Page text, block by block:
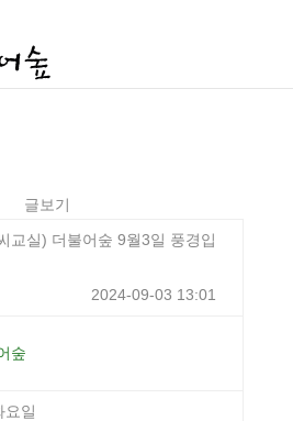
글보기
교실) 더불어숲 9월3일 풍경입
2024-09-03 13:01
숲
요일